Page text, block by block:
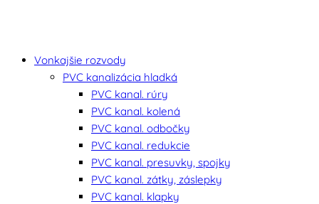
Vonkajšie rozvody
PVC kanalizácia hladká
PVC kanal. rúry
PVC kanal. kolená
PVC kanal. odbočky
PVC kanal. redukcie
PVC kanal. presuvky, spojky
PVC kanal. zátky, záslepky
PVC kanal. klapky